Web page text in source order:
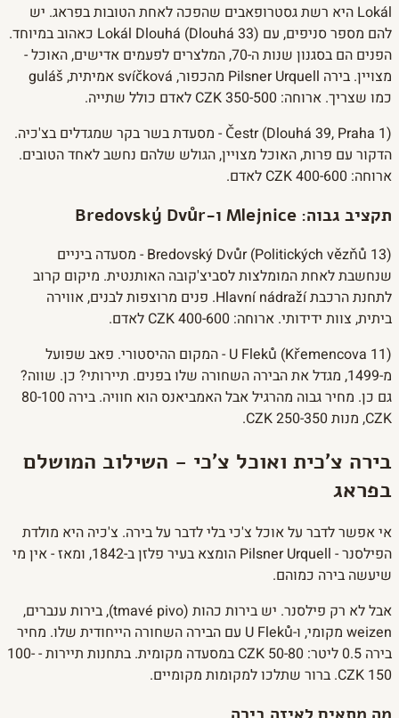
Lokál היא רשת גסטרופאבים שהפכה לאחת הטובות בפראג. יש
להם מספר סניפים, עם Lokál Dlouhá (Dlouhá 33) כאהוב במיוחד.
הפנים הם בסגנון שנות ה-70, המלצרים לפעמים אדישים, האוכל -
מצויין. בירה Pilsner Urquell מהכפור, svíčková אמיתית, guláš
כמו שצריך. ארוחה: 350-500 CZK לאדם כולל שתייה.
Čestr (Dlouhá 39, Praha 1) - מסעדת בשר בקר שמגדלים בצ'כיה.
הדקור עם פרות, האוכל מצויין, הגולש שלהם נחשב לאחד הטובים.
ארוחה: 400-600 CZK לאדם.
תקציב גבוה: Mlejnice ו-Bredovský Dvůr
Bredovský Dvůr (Politických vězňů 13) - מסעדה ביניים
שנחשבת לאחת המומלצות לסביצ'קובה האותנטית. מיקום קרוב
לתחנת הרכבת Hlavní nádraží. פנים מרוצפות לבנים, אווירה
ביתית, צוות ידידותי. ארוחה: 400-600 CZK לאדם.
U Fleků (Křemencova 11) - המקום ההיסטורי. פאב שפועל
מ-1499, מגדל את הבירה השחורה שלו בפנים. תיירותי? כן. שווה?
גם כן. מחיר גבוה מהרגיל אבל האמביאנס הוא חוויה. בירה 80-100
CZK, מנות 250-350 CZK.
בירה צ'כית ואוכל צ'כי - השילוב המושלם
בפראג
אי אפשר לדבר על אוכל צ'כי בלי לדבר על בירה. צ'כיה היא מולדת
הפילסנר - Pilsner Urquell הומצא בעיר פלזן ב-1842, ומאז - אין מי
שיעשה בירה כמוהם.
אבל לא רק פילסנר. יש בירות כהות (tmavé pivo), בירות ענברים,
weizen מקומי, ו-U Fleků עם הבירה השחורה הייחודית שלו. מחיר
בירה 0.5 ליטר: 50-80 CZK במסעדה מקומית. בתחנות תיירות - 100-
150 CZK. ברור שתלכו למקומות מקומיים.